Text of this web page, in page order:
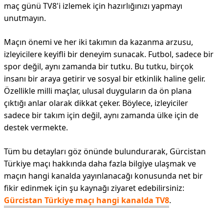
maç günü TV8'i izlemek için hazırlığınızı yapmayı
unutmayın.
Maçın önemi ve her iki takımın da kazanma arzusu,
izleyicilere keyifli bir deneyim sunacak. Futbol, sadece bir
spor değil, aynı zamanda bir tutku. Bu tutku, birçok
insanı bir araya getirir ve sosyal bir etkinlik haline gelir.
Özellikle milli maçlar, ulusal duyguların da ön plana
çıktığı anlar olarak dikkat çeker. Böylece, izleyiciler
sadece bir takım için değil, aynı zamanda ülke için de
destek vermekte.
Tüm bu detayları göz önünde bulundurarak, Gürcistan
Türkiye maçı hakkında daha fazla bilgiye ulaşmak ve
maçın hangi kanalda yayınlanacağı konusunda net bir
fikir edinmek için şu kaynağı ziyaret edebilirsiniz:
Gürcistan Türkiye maçı hangi kanalda TV8.